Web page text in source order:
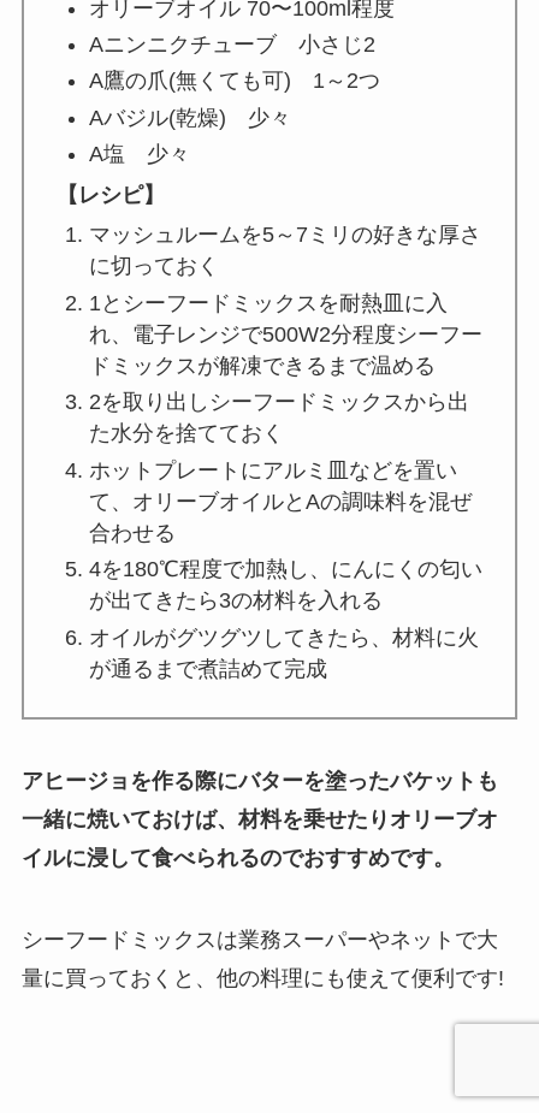
オリーブオイル 70〜100ml程度
Aニンニクチューブ 小さじ2
A鷹の爪(無くても可) 1～2つ
Aバジル(乾燥) 少々
A塩 少々
【レシピ】
マッシュルームを5～7ミリの好きな厚さ
に切っておく
1とシーフードミックスを耐熱皿に入
れ、電子レンジで500W2分程度シーフー
ドミックスが解凍できるまで温める
2を取り出しシーフードミックスから出
た水分を捨てておく
ホットプレートにアルミ皿などを置い
て、オリーブオイルとAの調味料を混ぜ
合わせる
4を180℃程度で加熱し、にんにくの匂い
が出てきたら3の材料を入れる
オイルがグツグツしてきたら、材料に火
が通るまで煮詰めて完成
アヒージョを作る際にバターを塗ったバケットも
一緒に焼いておけば、材料を乗せたりオリーブオ
イルに浸して食べられるのでおすすめです。
シーフードミックスは業務スーパーやネットで大
量に買っておくと、他の料理にも使えて便利です!